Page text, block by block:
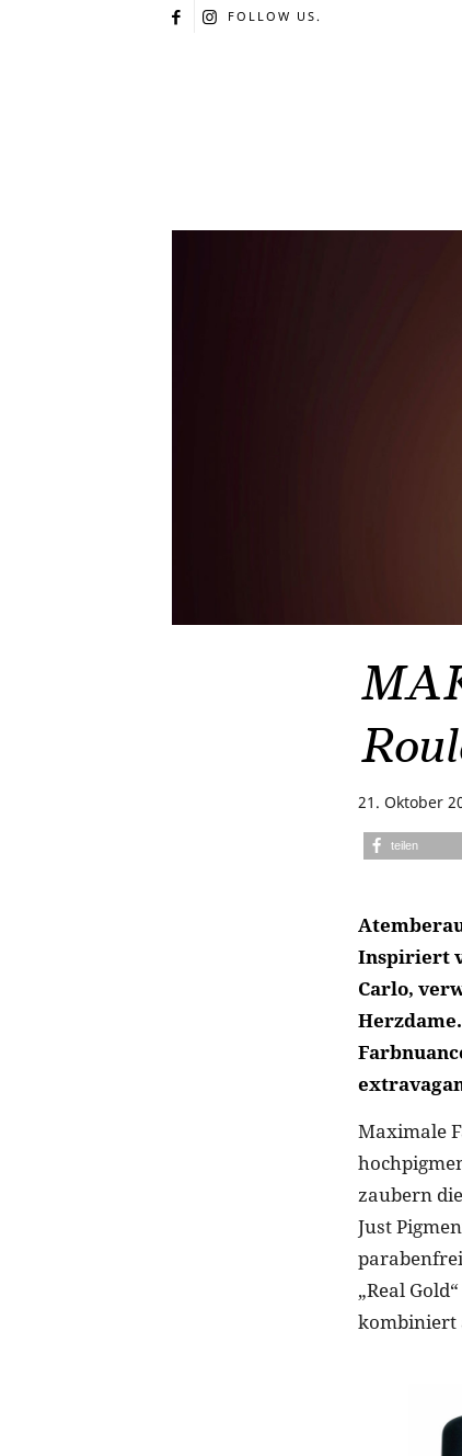
FOLLOW US.
21. Oktober
teilen
Inspiriert
Carlo,
Maximale
zaubern
Just
„Real
kombiniert